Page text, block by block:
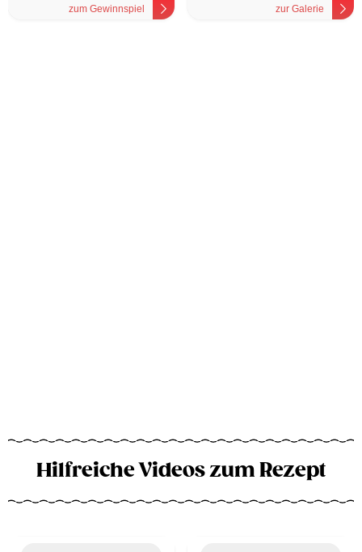
zum Gewinnspiel zur Galerie
Hilfreiche Videos zum Rezept